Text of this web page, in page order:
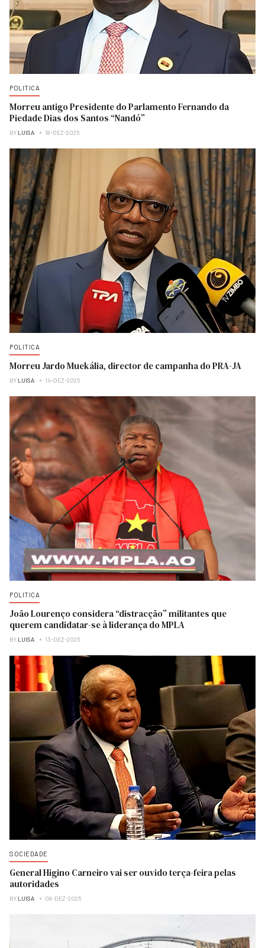
POLITICA
Morreu antigo Presidente do Parlamento Fernando da
Piedade Dias dos Santos “Nandó”
BY LUISA 18-DEZ-2025
POLITICA
Morreu Jardo Muekália, director de campanha do PRA-JA
BY LUISA 14-DEZ-2025
POLITICA
João Lourenço considera “distracção” militantes que
querem candidatar-se à liderança do MPLA
BY LUISA 13-DEZ-2025
SOCIEDADE
General Higino Carneiro vai ser ouvido terça-feira pelas
autoridades
BY LUISA 08-DEZ-2025